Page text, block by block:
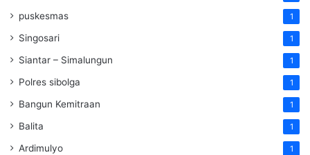
puskesmas 1
Singosari 1
Siantar – Simalungun 1
Polres sibolga 1
Bangun Kemitraan 1
Balita 1
Ardimulyo 1